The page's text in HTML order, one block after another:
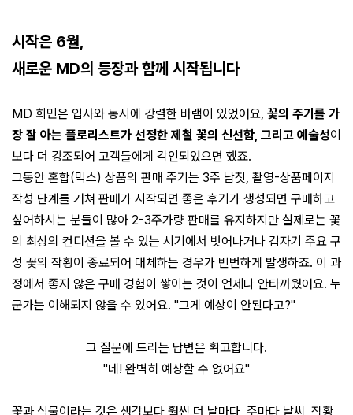
시작은 6월,
새로운 MD의 등장과 함께 시작됩니다
MD 희민은 입사와 동시에 강렬한 바램이 있었어요, 꽃의 주기를 가
장 잘 아는 플로리스트가 선정한 제철 꽃의 신선함, 그리고 예술성이
보다 더 강조되어 고객들에게 각인되었으면 했죠.
그동안 혼합(믹스) 상품의 판매 주기는 3주 남짓, 촬영-상품페이지
작성 단계를 거쳐 판매가 시작되면 좋은 후기가 생성되면 구매하고
싶어하시는 분들이 많아 2-3주가량 판매를 유지하지만 실제로는 꽃
의 최상의 컨디션을 볼 수 있는 시기에서 벗어나거나 갑자기 주요 구
성 꽃의 작황이 종료되어 대체하는 경우가 빈번하게 발생하죠. 이 과
정에서 좋지 않은 구매 경험이 쌓이는 것이 언제나 안타까웠어요. 누
군가는 이해되지 않을 수 있어요. "그게 예상이 안된다고?"
그 질문에 드리는 답변은 확고합니다.
"네! 완벽히 예상할 수 없어요"
꽃과 식물이라는 것은 생각보다 훨씬 더 날마다, 주마다 날씨, 작황